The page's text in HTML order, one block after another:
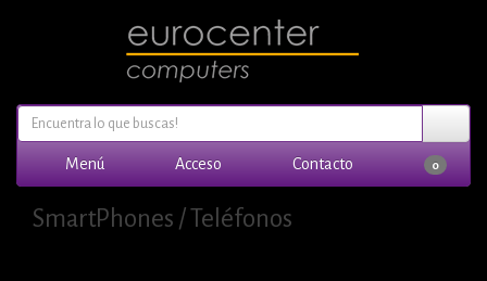
Menú Acceso Contacto 0
SmartPhones / Teléfonos